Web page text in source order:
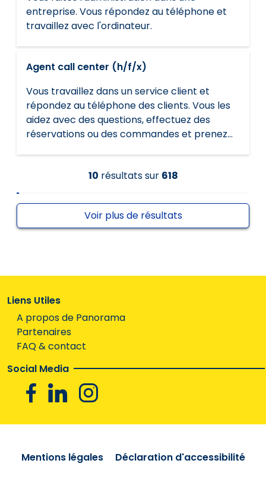
entreprise. Vous répondez au téléphone et
travaillez avec l'ordinateur.
Agent call center (h/f/x)
Vous travaillez dans un service client et
répondez au téléphone des clients. Vous les
aidez avec des questions, effectuez des
réservations ou des commandes et prenez
10 résultatssur 618
Voir plus de résultats
Liens Utiles
A propos de Panorama
Partenaires
FAQ & contact
Social Media
FacebookLinkedin
Mentions légales Déclaration d'accessibilité